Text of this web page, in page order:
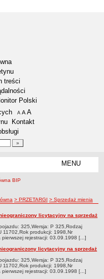
treści
Polski
A pomniejsz czcionkę
A standardowy rozmiar czcionki
A
Kontakt
MENU
> PRZETARGI > Sprzedaż mienia
licytacyjny na sprzedaż
325,Wersja: P 325,Rodzaj
11702,Rok produkcji: 1998,Nr
rejestracji: 03.09.1998 [...]
licytacyjny na sprzedaż
325,Wersja: P 325,Rodzaj
11702,Rok produkcji: 1998,Nr
rejestracji: 03.09.1998 [...]